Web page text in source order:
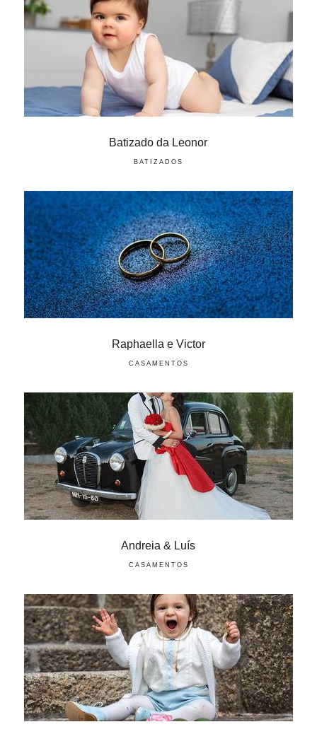
Batizado da Leonor
BATIZADOS
Raphaella e Victor
CASAMENTOS
Andreia & Luís
CASAMENTOS